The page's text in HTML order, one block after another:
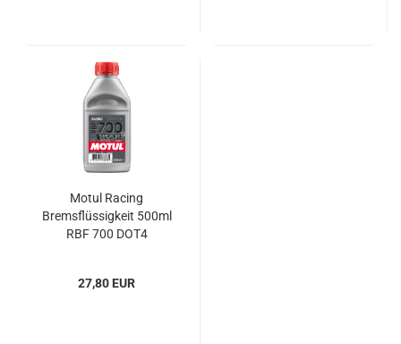
Motul Racing
Bremsflüssigkeit 500ml
RBF 700 DOT4
27,80 EUR